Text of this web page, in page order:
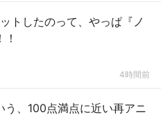
トしたのって、やっぱ『ノ
4時間前
う、100点満点に近い再アニ